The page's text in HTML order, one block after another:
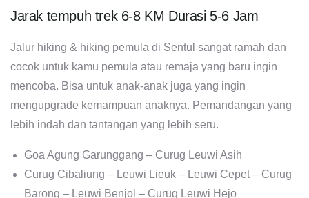
Jarak tempuh trek 6-8 KM Durasi 5-6 Jam
Jalur hiking & hiking pemula di Sentul sangat ramah dan
cocok untuk kamu pemula atau remaja yang baru ingin
mencoba. Bisa untuk anak-anak juga yang ingin
mengupgrade kemampuan anaknya. Pemandangan yang
lebih indah dan tantangan yang lebih seru.
Goa Agung Garunggang – Curug Leuwi Asih
Curug Cibaliung – Leuwi Lieuk – Leuwi Cepet – Curug
Barong – Leuwi Benjol – Curug Leuwi Hejo